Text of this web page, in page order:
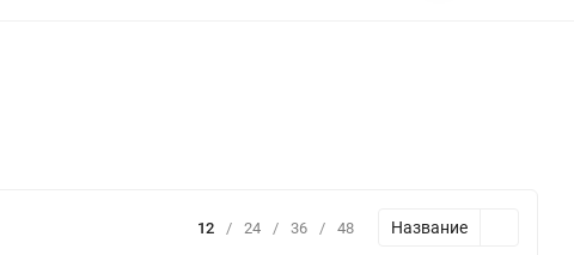
12 / 24 / 36 / 48 Название